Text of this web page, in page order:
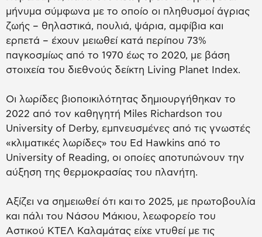
μήνυμα σύμφωνα με το οποίο οι πληθυσμοί άγριας
ζωής – θηλαστικά, πουλιά, ψάρια, αμφίβια και
ερπετά – έχουν μειωθεί κατά περίπου 73%
παγκοσμίως από το 1970 έως το 2020, με βάση
στοιχεία του διεθνούς δείκτη Living Planet Index.
Οι λωρίδες βιοποικιλότητας δημιουργήθηκαν το
2022 από τον καθηγητή Miles Richardson του
University of Derby, εμπνευσμένες από τις γνωστές
«κλιματικές λωρίδες» του Ed Hawkins από το
University of Reading, οι οποίες αποτυπώνουν την
αύξηση της θερμοκρασίας του πλανήτη.
Αξίζει να σημειωθεί ότι και το 2025, με πρωτοβουλία
και πάλι του Νάσου Μάκιου, λεωφορείο του
Αστικού ΚΤΕΛ Καλαμάτας είχε ντυθεί με τις